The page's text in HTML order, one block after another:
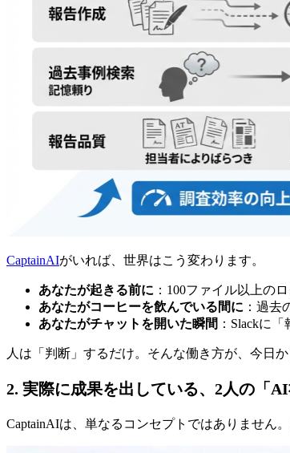
CaptainAIがいれば、世界はこう変わります。
あなたが起きる前に ：100ファイル以上の
あなたがコーヒーを飲んでいる間に ：過去
あなたがチャットを開いた瞬間 ：Slackに
人は「判断」するだけ。そんな働き方が、今日か
2. 実際に成果を出している、2人の「AI
CaptainAIは、単なるコンセプトではありません